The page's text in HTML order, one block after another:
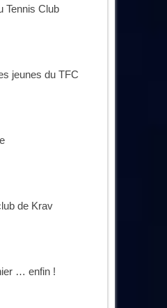
Tennis Club
jeunes du TFC
de Krav
… enfin !